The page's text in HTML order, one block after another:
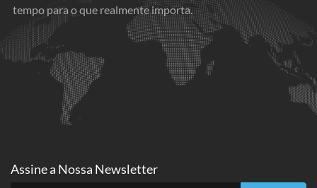
tempo para o que realmente importa.
Assine a Nossa Newsletter